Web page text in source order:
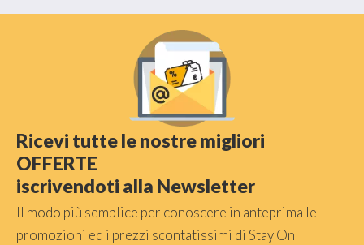
Ricevi tutte le nostre migliori
OFFERTE
iscrivendoti alla Newsletter
Il modo più semplice per conoscere in anteprima le
promozioni ed i prezzi scontatissimi di Stay On